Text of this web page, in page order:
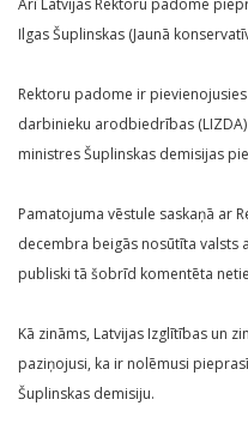
Arī Latvijas Rektoru padome
Ilgas Šuplinskas (Jaunā
Rektoru padome ir
darbinieku arodbiedrības
ministres Šuplinskas demisijas
Pamatojuma vēstule saskaņā ar
decembra beigās nosūtīta valsts
publiski tā šobrīd komentēta
Kā zināms, Latvijas Izglītības un
paziņojusi, ka ir nolēmusi
Šuplinskas demisiju.